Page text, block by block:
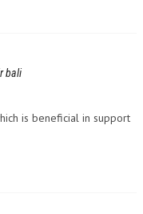
bali
is beneficial in support